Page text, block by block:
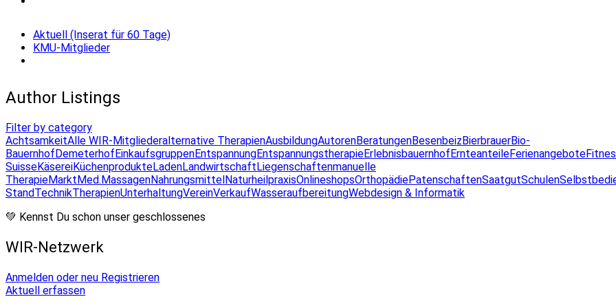
Aktuell (Inserat für 60 Tage)
KMU-Mitglieder
Author Listings
Filter by category
AchtsamkeitAlle WIR-Mitgliederalternative TherapienAusbildungAutorenBeratungenBesenbeizBierbrauerBio-
BauernhofDemeterhofEinkaufsgruppenEntspannungEntspannungstherapieErlebnisbauernhofErnteanteileFerienangebote
SuisseKäsereiKüchenprodukteLadenLandwirtschaftLiegenschaftenmanuelle
TherapieMarktMed.MassagenNahrungsmittelNaturheilpraxisOnlineshopsOrthopädiePatenschaftenSaatgutSchulen
StandTechnikTherapienUnterhaltungVereinVerkaufWasseraufbereitungWebdesign & Informatik
💚 Kennst Du schon unser geschlossenes
WIR-Netzwerk
Anmelden oder neu Registrieren
Aktuell erfassen